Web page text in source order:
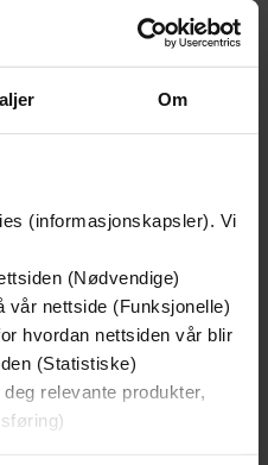
Om
(informasjonskapsler). Vi
(Nødvendige)
vår nettside (Funksjonelle)
hvordan nettsiden vår blir
(Statistiske)
relevante produkter,
John Le Carré
LYDBOK